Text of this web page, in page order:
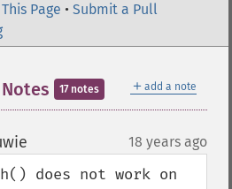
Page • Submit a Pull
＋ add a note
17 notes
18 years ago
does not work on